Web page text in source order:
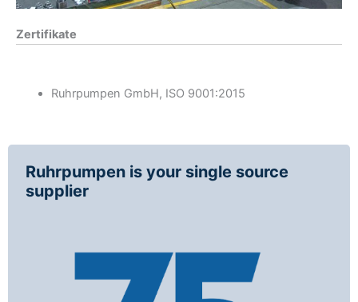
Zertifikate
Ruhrpumpen GmbH, ISO 9001:2015
Ruhrpumpen is your single source
supplier